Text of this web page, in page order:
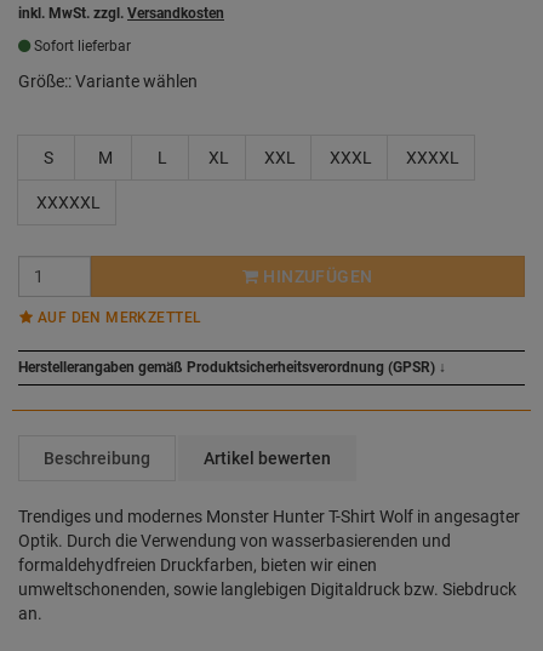
inkl. MwSt. zzgl. Versandkosten
Sofort lieferbar
Größe::Variante wählen
S M L XL XXL XXXL XXXXL
XXXXXL
HINZUFÜGEN
AUF DEN MERKZETTEL
Herstellerangaben gemäß Produktsicherheitsverordnung (GPSR) ↓
Beschreibung Artikel bewerten
Trendiges und modernes Monster Hunter T-Shirt Wolf in angesagter
Optik. Durch die Verwendung von wasserbasierenden und
formaldehydfreien Druckfarben, bieten wir einen
umweltschonenden, sowie langlebigen Digitaldruck bzw. Siebdruck
an.